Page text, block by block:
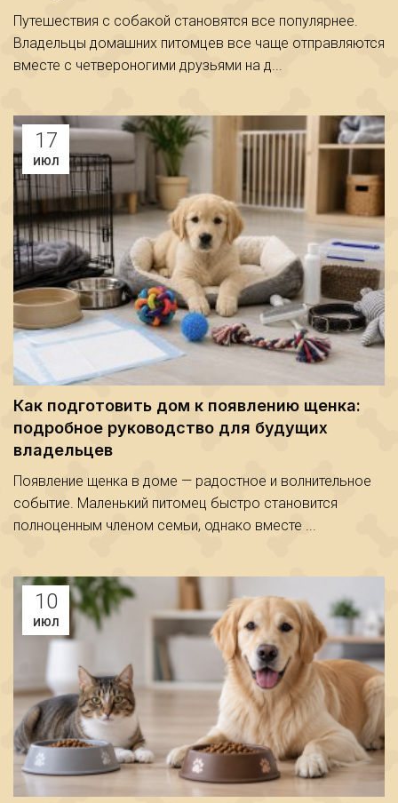
Путешествия с собакой становятся все популярнее.
Владельцы домашних питомцев все чаще отправляются
вместе с четвероногими друзьями на д...
17
ИЮЛ
Как подготовить дом к появлению щенка:
подробное руководство для будущих
владельцев
Появление щенка в доме — радостное и волнительное
событие. Маленький питомец быстро становится
полноценным членом семьи, однако вместе ...
10
ИЮЛ